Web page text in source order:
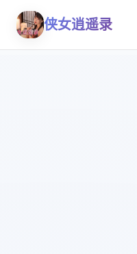
侠女逍遥录